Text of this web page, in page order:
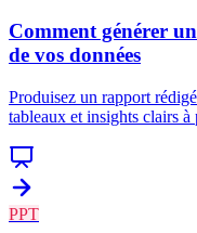
Comment générer
de vos données
Produisez un rapport
tableaux et insights clairs à
PPT